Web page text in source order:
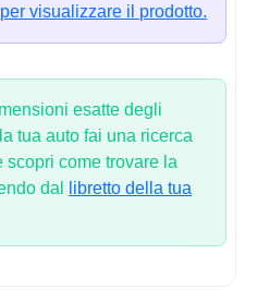
visualizzare il prodotto.
esatte degli
tua auto fai una ricerca
scopri come trovare la
dal
libretto della tua